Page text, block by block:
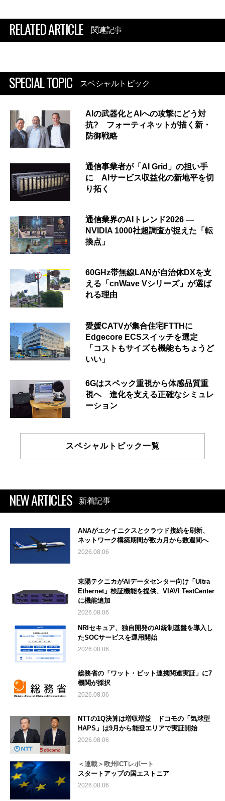
RELATED ARTICLE 関連記事
SPECIAL TOPIC スペシャルトピック
AIの武器化とAIへの攻撃にどう対
抗? フォーティネットが描く新・
防御戦略
通信事業者が「AI Grid」の担い手
に AIサービス収益化の新地平を切
り拓く
通信業界のAIトレンド2026 ―
NVIDIA 1000社超調査が捉えた「転
換点」
60GHz帯無線LANが自治体DXを支
える「cnWave Vシリーズ」が選ば
れる理由
愛媛CATVが集合住宅FTTHに
Edgecore ECSスイッチを選定
「コストもサイズも機能もちょうど
いい」
6Gはスペック重視から体感品質重
視へ 進化を支える正確なシミュレ
ーション
スペシャルトピック一覧
NEW ARTICLES 新着記事
ANAがエクイニクスとクラウド接続を刷新、
ネットワーク構築期間が数カ月から数週間へ
2026.08.06
東陽テクニカがAIデータセンター向け「Ultra
Ethernet」検証機能を提供、VIAVI TestCenter
に機能追加
2026.08.06
NRIセキュア、独自開発のAI統制基盤を導入し
たSOCサービスを運用開始
2026.08.06
総務省の「ワット・ビット連携関連実証」に7
機関が採択
2026.08.06
NTTの1Q決算は増収増益 ドコモの「気球型
HAPS」は9月から能登エリアで実証開始
2026.08.06
＜連載＞欧州ICTレポート
スタートアップの国エストニア
2026.08.06